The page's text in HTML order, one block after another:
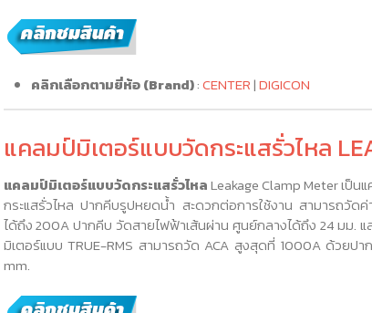
คลิกเลือกตามยี่ห้อ (Brand):CENTER|DIGICON
แคลมป์มิเตอร์แบบวัดกระแสรั่วไหล
แคลมป์มิเตอร์แบบวัดกระแสรั่วไหลLeakage Clamp Meter เป็น
กระแสรั่วไหล ปากคีบรูปหยดน้ำ สะดวกต่อการใช้งาน สามารถวัดค่
ได้ถึง 200A ปากคีบ วัดสายไฟฟ้าเส้นผ่าน ศูนย์กลางได้ถึง 24 มม.
มิเตอร์แบบ TRUE-RMS สามารถวัด ACA สูงสุดที่ 1000A ด้วยป
mm.